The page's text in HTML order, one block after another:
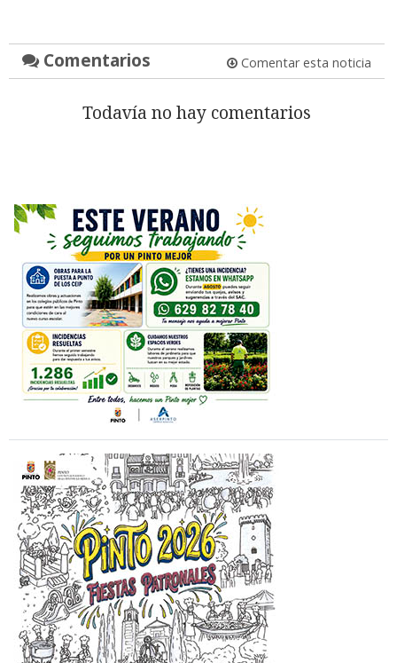
Comentarios Comentar esta noticia
Todavía no hay comentarios